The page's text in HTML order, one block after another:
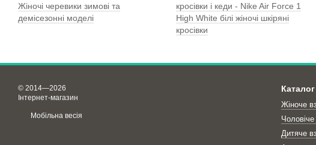
Жіночі черевики зимові та
демісезонні моделі
кросівки і кеди - Nike Air Force 1
High White білі жіночі шкіряні
кросівки
© 2014—2026
Інтернет-магазин
Мобільна весія
Каталог
Жіноче
Чоловіче
Дитяче